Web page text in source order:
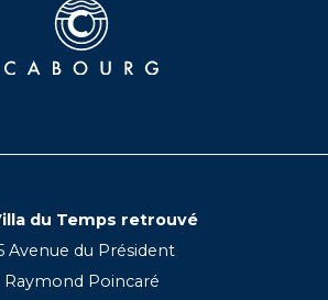
du Temps retrouvé
Avenue du Président
Raymond Poincaré